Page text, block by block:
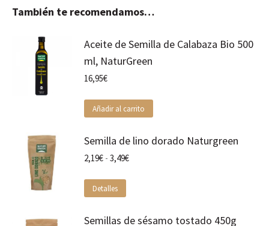
También te recomendamos…
Aceite de Semilla de Calabaza Bio 500
ml, NaturGreen
16,95€
Añadir al carrito
Semilla de lino dorado Naturgreen
2,19€ - 3,49€Rango
hasta
Detalles
Este
producto
múltiples
Semillas de sésamo tostado 450g